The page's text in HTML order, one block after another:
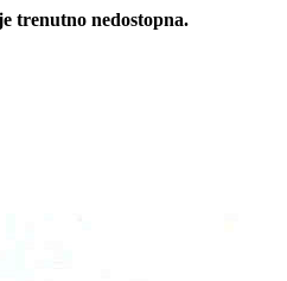
trenutno nedostopna.